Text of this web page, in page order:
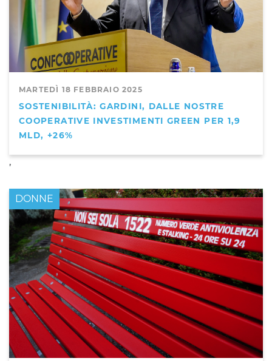
MARTEDÌ 18 FEBBRAIO 2025
SOSTENIBILITÀ: GARDINI, DALLE NOSTRE
COOPERATIVE INVESTIMENTI GREEN PER 1,9
MLD, +26%
,
DONNE